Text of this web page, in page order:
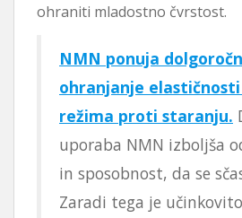
ohraniti mladostno čvrstost.
NMN ponuja
ohranjanje
režima proti staranju.
uporaba NMN izboljša
in sposobnost, da se
Zaradi tega je